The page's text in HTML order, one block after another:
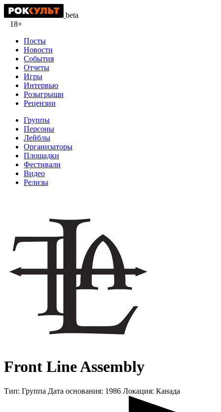
beta
18+
Посты
Новости
События
Отчеты
Игры
Интервью
Розыгрыши
Рецензии
Группы
Персоны
Лейблы
Организаторы
Площадки
Фестивали
Видео
Релизы
Front Line Assembly
Тип: Группа Дата основания: 1986 Локация: Канада